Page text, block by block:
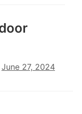
June 27, 2024